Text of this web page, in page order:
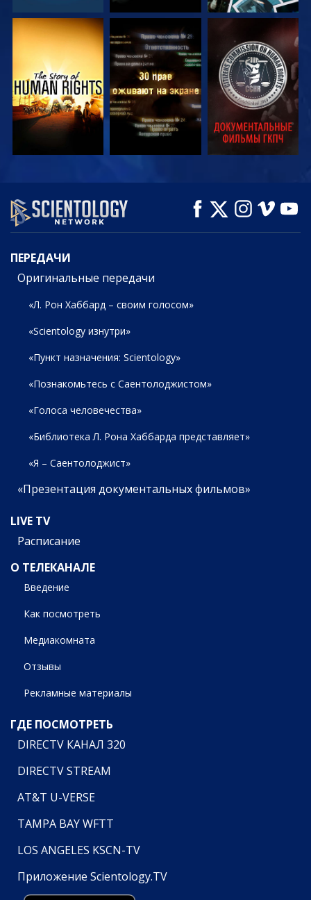
СМОТРЕТЬ СМОТРЕТЬ СМОТРЕТЬ
СМОТРЕТЬ СМОТРЕТЬ
СМОТРЕТЬ
ПЕРЕДАЧИ
ПЕРЕДАЧИ
Оригинальные передачи
«Л. Рон Хаббард – своим голосом»
«Scientology изнутри»
«Пункт назначения: Scientology»
«Познакомьтесь с Саентолоджистом»
«Голоса человечества»
«Библиотека Л. Рона Хаббарда представляет»
«Я – Саентолоджист»
«Презентация документальных фильмов»
LIVE TV
Расписание
О ТЕЛЕКАНАЛЕ
Введение
Как посмотреть
Медиакомната
Отзывы
Рекламные материалы
ГДЕ ПОСМОТРЕТЬ
DIRECTV КАНАЛ 320
DIRECTV STREAM
AT&T U-VERSE
TAMPA BAY WFTT
LOS ANGELES KSCN-TV
Приложение Scientology.TV